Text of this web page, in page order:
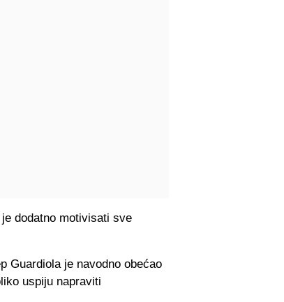
dodatno motivisati sve
Guardiola je navodno obećao
uspiju napraviti